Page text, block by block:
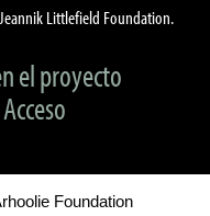
Jeannik Littlefield Foundation.
el proyecto
Foundation